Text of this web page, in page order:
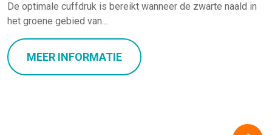
De optimale cuffdruk is bereikt wanneer de zwarte naald in
het groene gebied van...
MEER INFORMATIE